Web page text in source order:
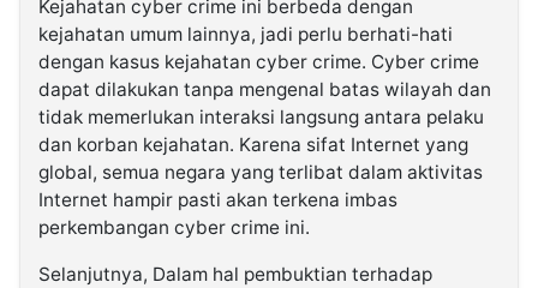
Kejahatan cyber crime ini berbeda dengan
kejahatan umum lainnya, jadi perlu berhati-hati
dengan kasus kejahatan cyber crime. Cyber crime
dapat dilakukan tanpa mengenal batas wilayah dan
tidak memerlukan interaksi langsung antara pelaku
dan korban kejahatan. Karena sifat Internet yang
global, semua negara yang terlibat dalam aktivitas
Internet hampir pasti akan terkena imbas
perkembangan cyber crime ini.
Selanjutnya, Dalam hal pembuktian terhadap